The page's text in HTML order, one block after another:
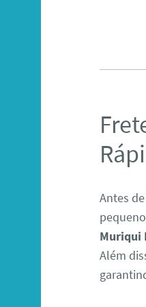
Antes
Muriqui
Além